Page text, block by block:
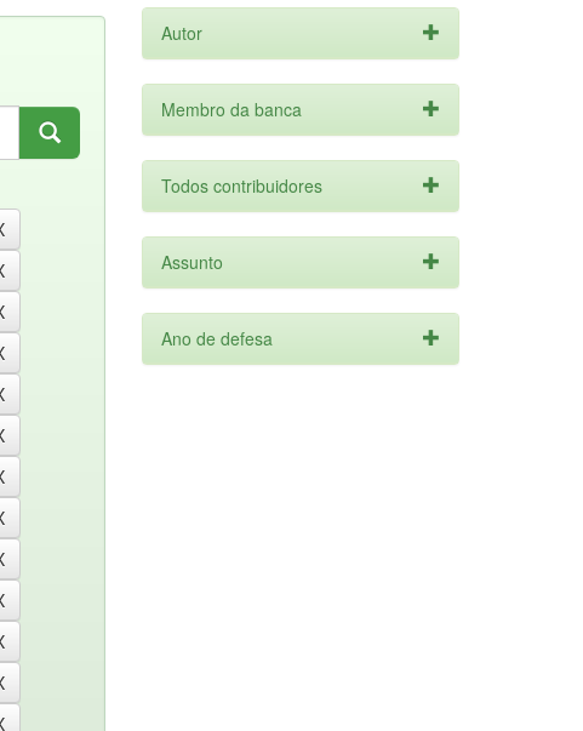
Autor
Membro da banca
Todos contribuidores
Assunto
Ano de defesa